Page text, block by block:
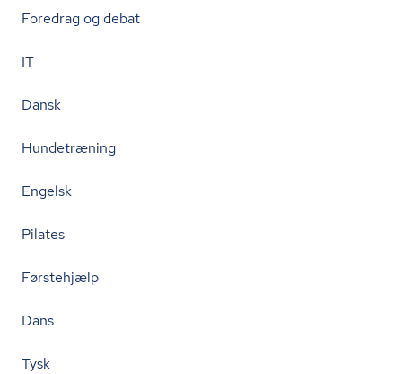
Foredrag og debat
IT
Dansk
Hundetræning
Engelsk
Pilates
Førstehjælp
Dans
Tysk